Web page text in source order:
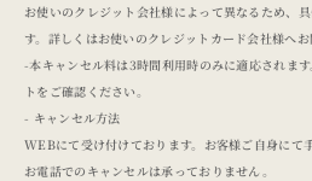
お使いのクレジット会社様によって異なるため、
す。詳しくはお使いのクレジットカード会社様へお
-本キャンセル料は3時間利用時のみに適応されま
トをご確認ください。
- キャンセル方法
WEBにて受け付けております。お客様ご自身にて
お電話でのキャンセルは承っておりません。